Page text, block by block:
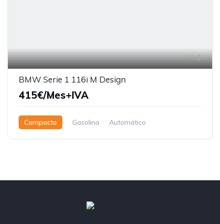
6
BMW Serie 1 116i M Design
415€/Mes+IVA
Compacto Gasolina Automático